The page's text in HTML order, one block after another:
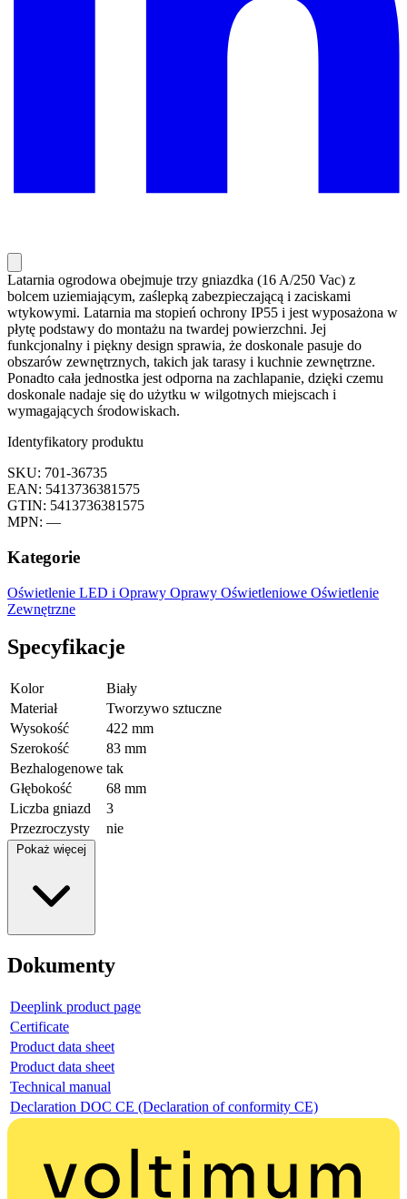
Latarnia ogrodowa obejmuje trzy gniazdka (16 A/250 Vac) z
bolcem uziemiającym, zaślepką zabezpieczającą i zaciskami
wtykowymi. Latarnia ma stopień ochrony IP55 i jest wyposażona w
płytę podstawy do montażu na twardej powierzchni. Jej
funkcjonalny i piękny design sprawia, że doskonale pasuje do
obszarów zewnętrznych, takich jak tarasy i kuchnie zewnętrzne.
Ponadto cała jednostka jest odporna na zachlapanie, dzięki czemu
doskonale nadaje się do użytku w wilgotnych miejscach i
wymagających środowiskach.
Identyfikatory produktu
SKU: 701-36735
EAN: 5413736381575
GTIN: 5413736381575
MPN: —
Kategorie
Oświetlenie LED i Oprawy Oprawy Oświetleniowe Oświetlenie
Zewnętrzne
Specyfikacje
Kolor
Biały
Materiał
Tworzywo sztuczne
Wysokość
422 mm
Szerokość
83 mm
Bezhalogenowe tak
Głębokość
68 mm
Liczba gniazd
3
Przezroczysty
nie
Pokaż więcej
Dokumenty
Deeplink product page
Certificate
Product data sheet
Product data sheet
Technical manual
Declaration DOC CE (Declaration of conformity CE)